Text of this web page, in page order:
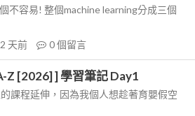
不容易! 整個machine learning分成三個
2 天前 0個留言
Z [2026] ] 學習筆記 Day1
課程延伸，因為我個人想趁著育嬰假空